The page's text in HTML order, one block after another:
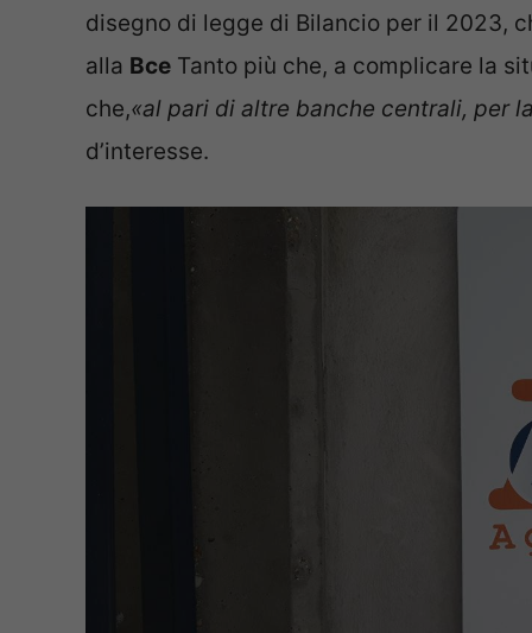
disegno di legge di Bilancio per il 2023,
alla Bce Tanto più che, a complicare la
che,«al pari di altre banche centrali, per
d’interesse.